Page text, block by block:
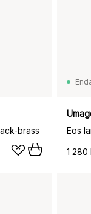
brass
Eos
1 280